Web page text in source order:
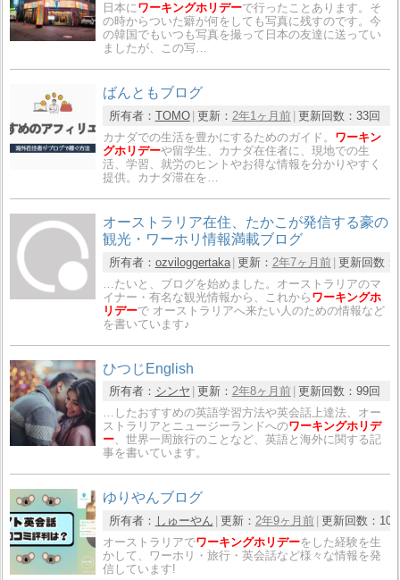
日本にワーキングホリデーで行ったことあります。そ
の時からついた癖が何をしても写真に残すのです。今
の韓国でもいつも写真を撮って日本の友達に送ってい
ましたが、この写…
ばんともブログ
所有者： TOMO 更新： 2年1ヶ月前 更新回数： 33回
カナダでの生活を豊かにするためのガイド。 ワーキン
グホリデーや留学生、カナダ在住者に、現地での生
活、学習、就労のヒントやお得な情報を分かりやすく
提供。カナダ滞在を…
オーストラリア在住、たかこが発信する豪の
観光・ワーホリ情報満載ブログ
所有者： ozviloggertaka 更新： 2年7ヶ月前 更新回数：
…たいと、ブログを始めました。オーストラリアのマ
イナー・有名な観光情報から、これから ワーキングホ
リデーで オーストラリアへ来たい人のための情報など
を書いています♪
ひつじEnglish
所有者： シンヤ 更新： 2年8ヶ月前 更新回数： 99回
…したおすすめの英語学習方法や英会話上達法、オー
ストラリアとニュージーランドへのワーキングホリデ
ー、世界一周旅行のことなど、英語と海外に関する記
事を書いています。
ゆりやんブログ
所有者： しゅーやん 更新： 2年9ヶ月前 更新回数： 10
オーストラリアでワーキングホリデーをした経験を生
かして、ワーホリ・旅行・英会話など様々な情報を発
信しています!